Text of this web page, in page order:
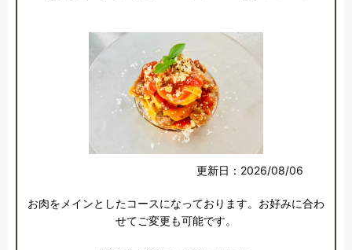
更新日：2026/08/06
お肉をメインとしたコースになっております。お好みに合わ
せてご変更も可能です。